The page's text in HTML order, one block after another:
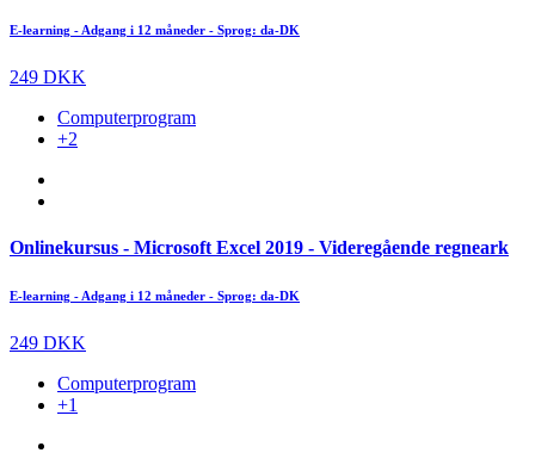
E-learning - Adgang i 12 måneder - Sprog: da-DK
249 DKK
Computerprogram
+2
Onlinekursus - Microsoft Excel 2019 - Videregående regneark
E-learning - Adgang i 12 måneder - Sprog: da-DK
249 DKK
Computerprogram
+1